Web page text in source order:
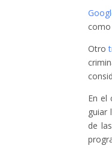
como
Otro
En el
guiar
de